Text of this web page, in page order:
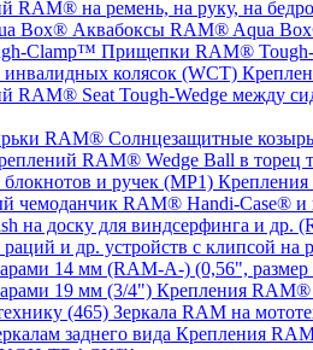
Аквабоксы RAM® Aqua
Прищепки RAM®
Солнцезащитные
Крепления
Зеркала RAM на
Крепления